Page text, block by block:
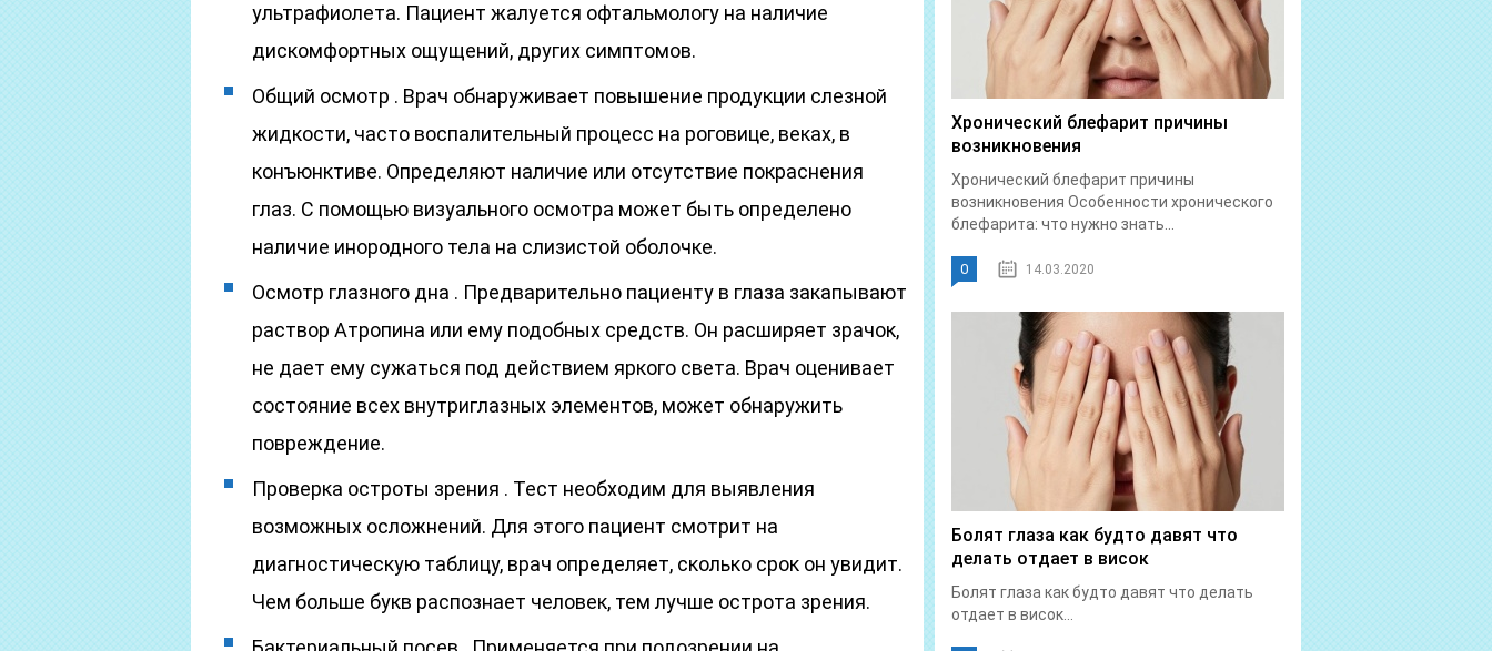
ультрафиолета. Пациент жалуется офтальмологу на наличие
дискомфортных ощущений, других симптомов.
Общий осмотр . Врач обнаруживает повышение продукции слезной
жидкости, часто воспалительный процесс на роговице, веках, в
конъюнктиве. Определяют наличие или отсутствие покраснения
глаз. С помощью визуального осмотра может быть определено
наличие инородного тела на слизистой оболочке.
Осмотр глазного дна . Предварительно пациенту в глаза закапывают
раствор Атропина или ему подобных средств. Он расширяет зрачок,
не дает ему сужаться под действием яркого света. Врач оценивает
состояние всех внутриглазных элементов, может обнаружить
повреждение.
Проверка остроты зрения . Тест необходим для выявления
возможных осложнений. Для этого пациент смотрит на
диагностическую таблицу, врач определяет, сколько срок он увидит.
Чем больше букв распознает человек, тем лучше острота зрения.
Хронический блефарит причины
возникновения
Хронический блефарит причины
возникновения Особенности хронического
блефарита: что нужно знать...
0 14.03.2020
Болят глаза как будто давят что
делать отдает в висок
Болят глаза как будто давят что делать
отдает в висок...